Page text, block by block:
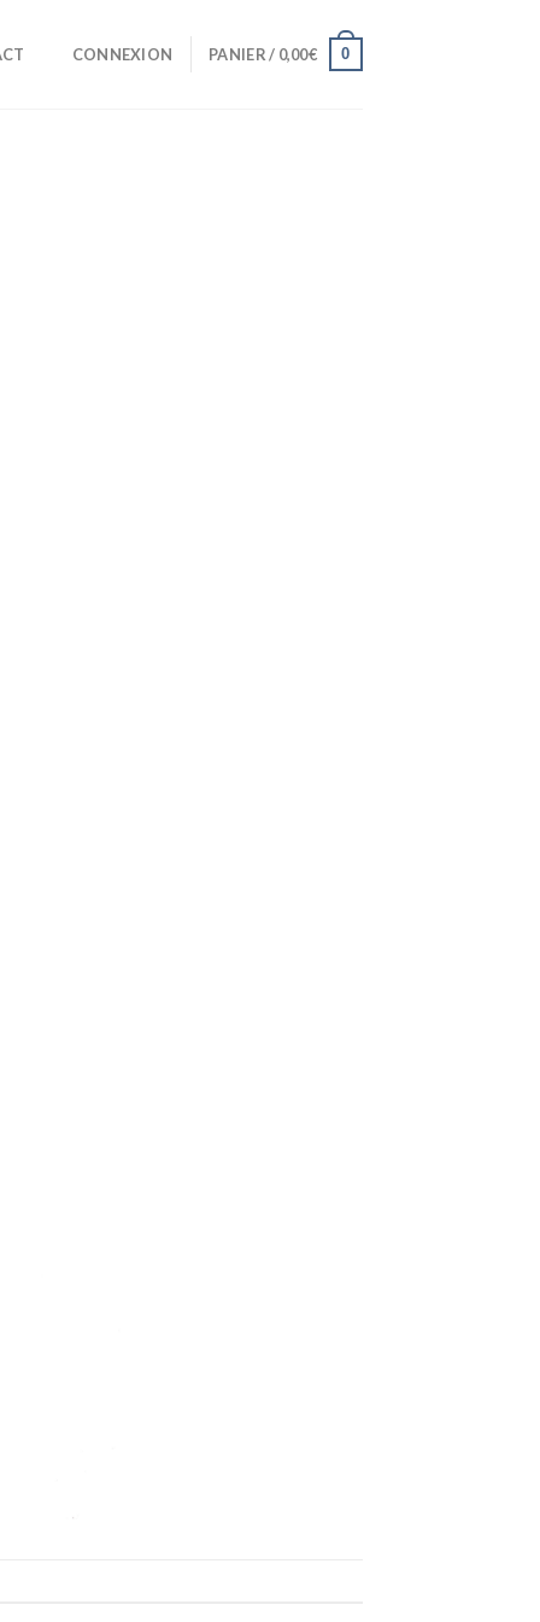
CONNEXION PANIER / 0,00€ 0